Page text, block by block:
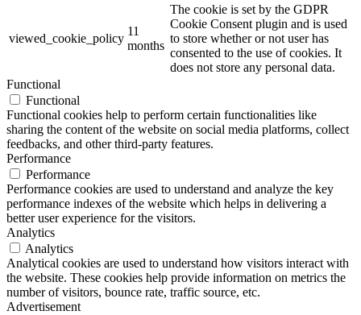
viewed_cookie_policy
11
months
The cookie is set by the GDPR
Cookie Consent plugin and is used
to store whether or not user has
consented to the use of cookies. It
does not store any personal data.
Functional
Functional
Functional cookies help to perform certain functionalities like
sharing the content of the website on social media platforms, collect
feedbacks, and other third-party features.
Performance
Performance
Performance cookies are used to understand and analyze the key
performance indexes of the website which helps in delivering a
better user experience for the visitors.
Analytics
Analytics
Analytical cookies are used to understand how visitors interact with
the website. These cookies help provide information on metrics the
number of visitors, bounce rate, traffic source, etc.
Advertisement